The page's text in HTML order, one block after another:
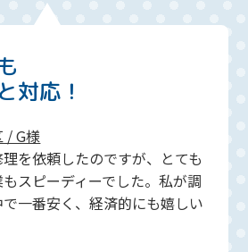
対応！
/ G様
を依頼したのですが、とても
スピーディーでした。私が調
一番安く、経済的にも嬉しい